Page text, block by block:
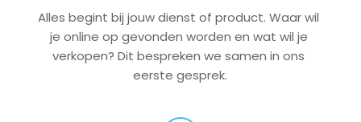
Alles begint bij jouw dienst of product. Waar wil
je online op gevonden worden en wat wil je
verkopen? Dit bespreken we samen in ons
eerste gesprek.